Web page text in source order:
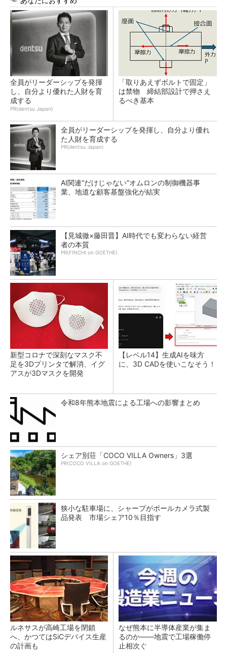
全員がリーダーシップを発揮
し、自分より優れた人財を育
成する
PR(dentsu Japan)
「取りあえずボルトで固定」
は禁物 締結部設計で押さえ
るべき基本
全員がリーダーシップを発揮し、自分より優れ
た人財を育成する
PR(dentsu Japan)
AI関連“だけじゃない”オムロンの制御機器事
業、地道な顧客基盤強化が結実
【見城徹×藤田晋】AI時代でも変わらない経営
者の本質
PR(FINCHI on GOETHE)
新型コロナで深刻なマスク不
足を3Dプリンタで解消、イグ
アスが3Dマスクを開発
【レベル14】生成AIを味方
に、3D CADを使いこなそう！
令和8年熊本地震による工場への影響まとめ
シェア別荘「COCO VILLA Owners」3選
PR(COCO VILLA on GOETHE)
狭小な駐車場に、シャープがポールカメラ式製
品発表 市場シェア10％目指す
ルネサスが高崎工場を閉鎖
へ、かつてはSiCデバイス生産
の計画も
なぜ熊本に半導体産業が集ま
るのか――地震で工場稼働停
止相次ぐ